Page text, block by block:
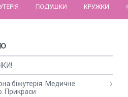
ПОДУШКИ КРУЖКИ
біжутерія. Медичне
Прикраси